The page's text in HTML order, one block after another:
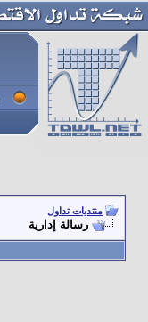
منتديات تداول
رسالة إدارية